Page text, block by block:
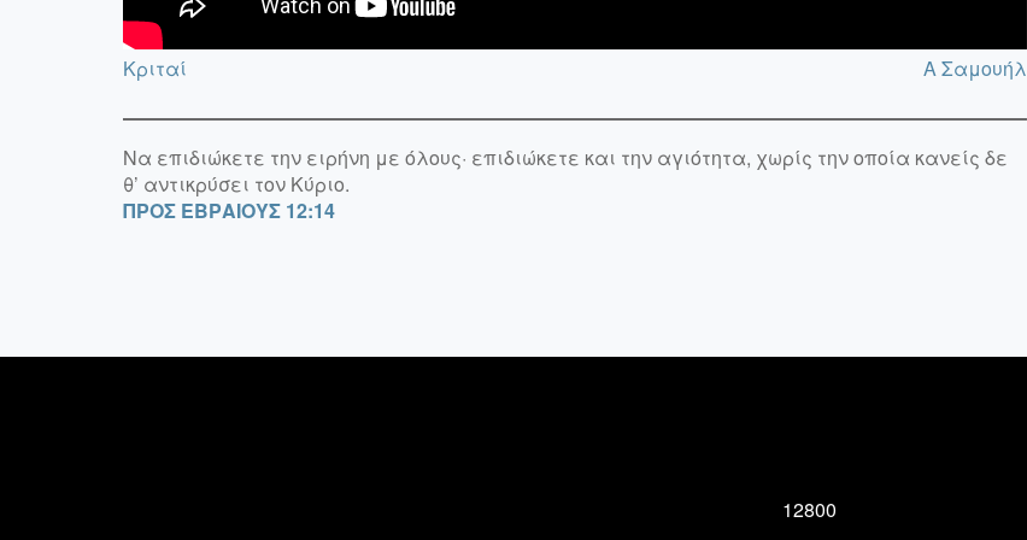
Κριταί A Σαμουήλ
Να επιδιώκετε την ειρήνη με όλους· επιδιώκετε και την αγιότητα, χωρίς την οποία κανείς δε
θ’ αντικρύσει τον Κύριο.
ΠΡΟΣ ΕΒΡΑΙΟΥΣ 12:14
12800